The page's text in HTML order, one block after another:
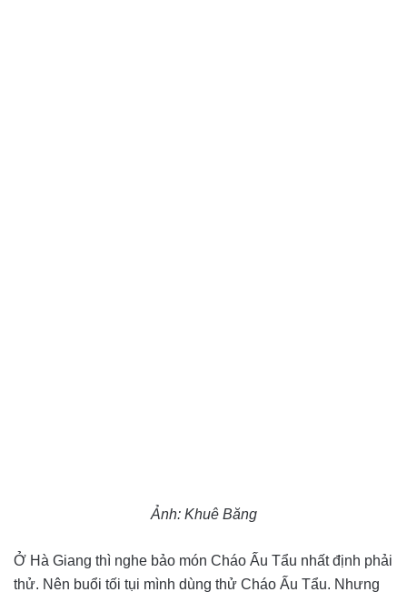
Ảnh: Khuê Băng
Ở Hà Giang thì nghe bảo món Cháo Ấu Tẩu nhất định phải
thử. Nên buổi tối tụi mình dùng thử Cháo Ấu Tẩu. Nhưng